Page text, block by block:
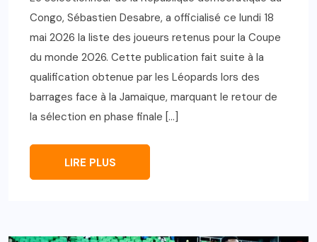
Congo, Sébastien Desabre, a officialisé ce lundi 18
mai 2026 la liste des joueurs retenus pour la Coupe
du monde 2026. Cette publication fait suite à la
qualification obtenue par les Léopards lors des
barrages face à la Jamaïque, marquant le retour de
la sélection en phase finale […]
LIRE PLUS